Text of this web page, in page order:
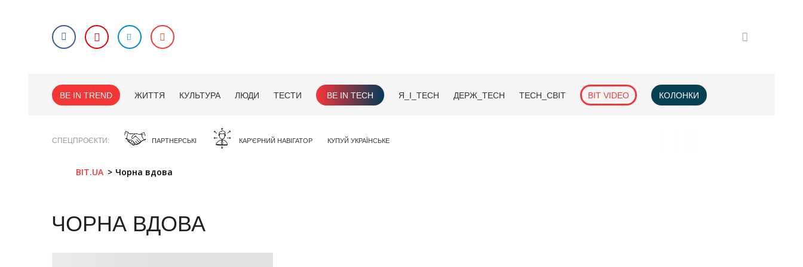
BE IN TREND ЖИТТЯ КУЛЬТУРА ЛЮДИ ТЕСТИ BE IN TECH Я_І_TECH ДЕРЖ_TECH TECH_СВІТ BIT VIDEO КОЛОНКИ
СПЕЦПРОЄКТИ ПАРТНЕРСЬКІ КАР'ЄРНИЙ НАВІГАТОР КУПУЙ УКРАЇНСЬКЕ
BIT.UA Чорна вдова
ЧОРНА ВДОВА